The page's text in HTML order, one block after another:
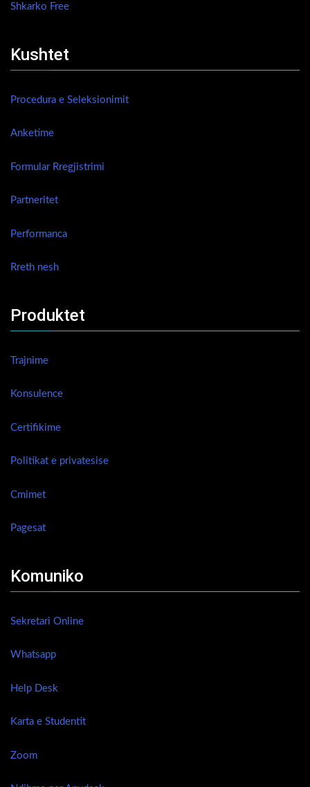
Shkarko Free
Kushtet
Procedura e Seleksionimit
Anketime
Formular Rregjistrimi
Partneritet
Performanca
Rreth nesh
Produktet
Trajnime
Konsulence
Certifikime
Politikat e privatesise
Cmimet
Pagesat
Komuniko
Sekretari Online
Whatsapp
Help Desk
Karta e Studentit
Zoom